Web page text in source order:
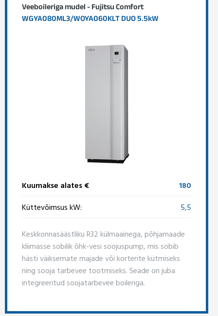
Veeboileriga mudel - Fujitsu Comfort
WGYA080ML3/WOYA060KLT DUO 5.5kW
Kuumakse alates €
180
Küttevõimsus kW:
5,5
Keskkonnasäästliku R32 külmaainega, põhjamaade
kliimasse sobilik õhk-vesi soojuspump, mis sobib
hästi väiksemate majade või korterite kütmiseks
ning sooja tarbevee tootmiseks. Seade on juba
integreeritud soojatarbevee boileriga.